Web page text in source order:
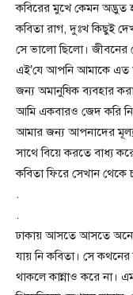
কবিরের মুখে কেমন অদ্ভুত
কবিতা রাগ, দুঃখ কিছুই
সে ভালো ছিলো। জীবনের
এই’যে আপনি আমাকে এত
জন্য অমানুষিক ব্যবহার
আমি একবারও জেদ করি নি
আমার জন্য আপনাদের
সাথে বিয়ে করতে বাধ্য
কবিতা ফিরে সেখান
.
.
ঢাকায় আসতে আসতে
যায় নি কবিতা। সে
থাকলে কান্নাও করে না।